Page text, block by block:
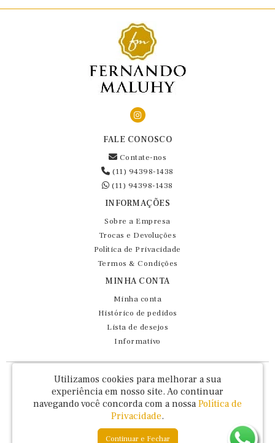
FALE CONOSCO
Contate-nos
(11) 94398-1438
(11) 94398-1438
INFORMAÇÕES
Sobre a Empresa
Trocas e Devoluções
Política de Privacidade
Termos & Condições
MINHA CONTA
Minha conta
Histórico de pedidos
Lista de desejos
Informativo
Fernando Maluhy Cia Ltda - CNPJ: 60.458.825/0001-86
Rua Dr Euclydes da Cunha, 47 - Brás - São Paulo / SP - CEP 03016-030
Utilizamos cookies para melhorar a sua
experiência em nosso site. Ao continuar
navegando você concorda com a nossa Política de
Privacidade.
Continuar e Fechar